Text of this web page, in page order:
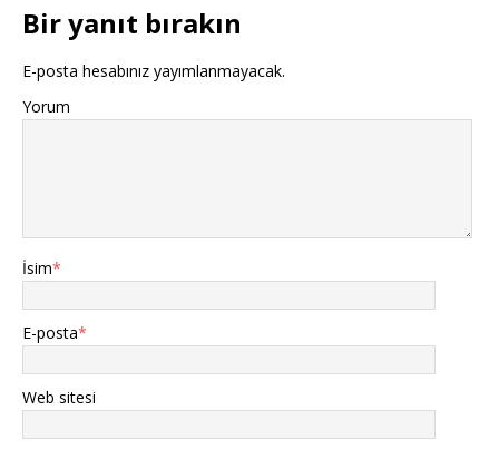
Bir yanıt bırakın
E-posta hesabınız yayımlanmayacak.
Yorum
İsim*
E-posta*
Web sitesi